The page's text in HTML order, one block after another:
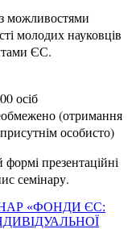
можливостями
молодих науковців
ЄС.
осіб
(отримання
особисто)
презентаційні
семінару.
«ФОНДИ ЄС: